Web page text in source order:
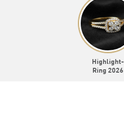
Highlight-
Ring 2026